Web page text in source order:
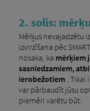
2. solis:
Mērķus nevajadzētu
izvirzīšana pēc
nosaka, ka mērķiem
sasniedzamiem,
ierobežotiem. Tikai
var pārbaudīt jūsu
piemēri varētu būt: